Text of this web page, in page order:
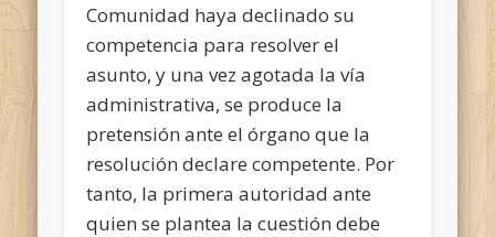
Comunidad haya declinado su
competencia para resolver el
asunto, y una vez agotada la vía
administrativa, se produce la
pretensión ante el órgano que la
resolución declare competente. Por
tanto, la primera autoridad ante
quien se plantea la cuestión debe